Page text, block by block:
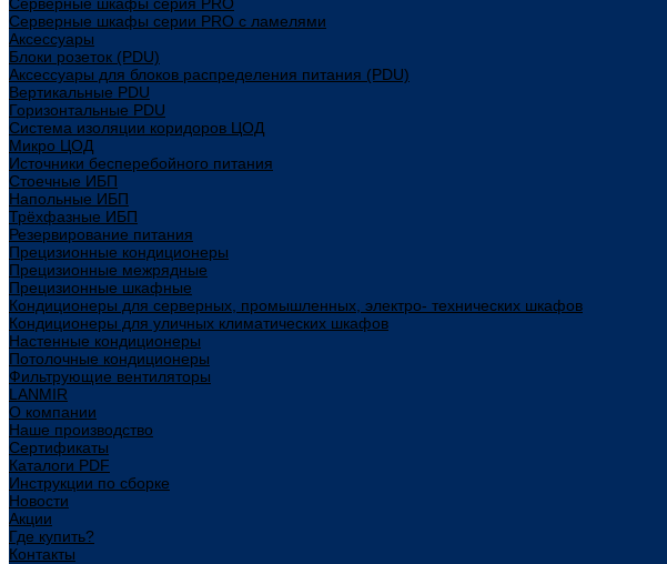
Серверные шкафы серии PRO с ламелями
Аксессуары
Блоки розеток (PDU)
Аксессуары для блоков распределения питания (PDU)
Вертикальные PDU
Горизонтальные PDU
Система изоляции коридоров ЦОД
Микро ЦОД
Источники бесперебойного питания
Стоечные ИБП
Напольные ИБП
Трёхфазные ИБП
Резервирование питания
Прецизионные кондиционеры
Прецизионные межрядные
Прецизионные шкафные
Кондиционеры для серверных, промышленных, электро- технических шкафов
Кондиционеры для уличных климатических шкафов
Настенные кондиционеры
Потолочные кондиционеры
Фильтрующие вентиляторы
LANMIR
О компании
Наше производство
Сертификаты
Каталоги PDF
Инструкции по сборке
Новости
Акции
Где купить?
Контакты